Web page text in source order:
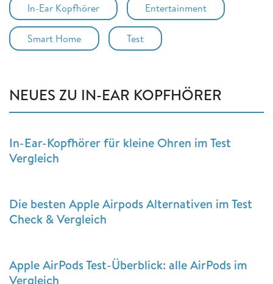
In-Ear Kopfhörer Entertainment
Smart Home Test
NEUES ZU IN-EAR KOPFHÖRER
In-Ear-Kopfhörer für kleine Ohren im Test
Vergleich
Die besten Apple Airpods Alternativen im Test
Check & Vergleich
Apple AirPods Test-Überblick: alle AirPods im
Vergleich